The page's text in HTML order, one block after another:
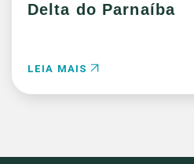
Delta do Parnaíba
LEIA MAIS